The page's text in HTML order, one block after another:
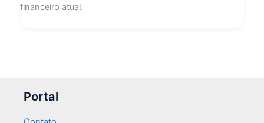
financeiro atual.
Portal